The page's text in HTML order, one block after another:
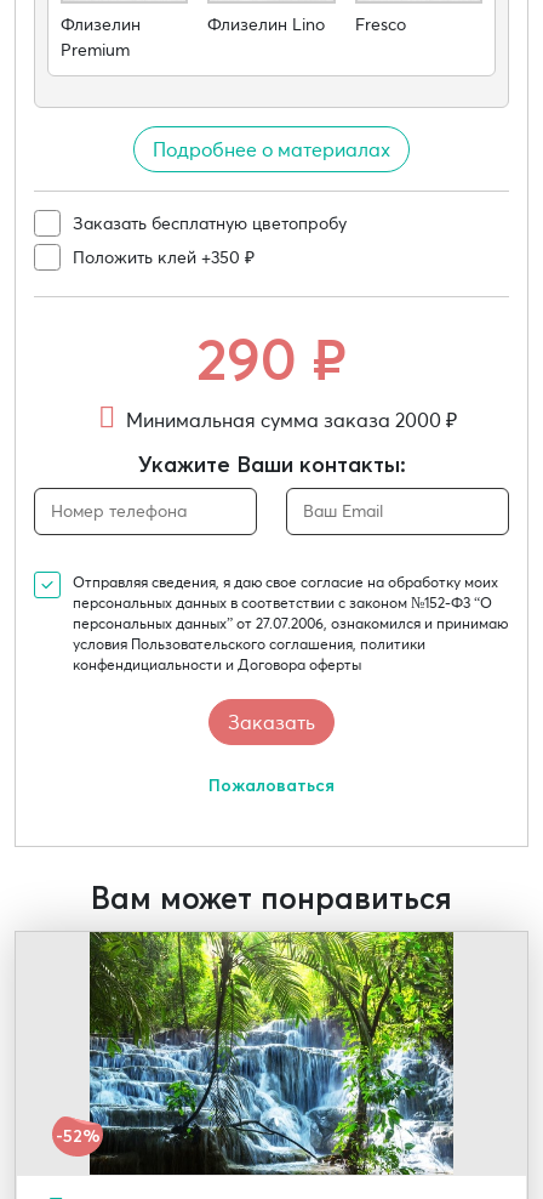
Флизелин
Premium
Флизелин Lino Fresco
Подробнее о материалах
Заказать бесплатную цветопробу
Положить клей +350 ₽
290 ₽
Минимальная сумма заказа 2000 ₽
Укажите Ваши контакты:
Отправляя сведения, я даю свое согласие на обработку моих
персональных данных в соответствии с законом №152-Ф3 “О
персональных данных” от 27.07.2006, ознакомился и принимаю
условия Пользовательского соглашения, политики
конфендициальности и Договора оферты
Пожаловаться
Вам может понравиться
-52%